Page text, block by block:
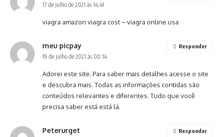
17 de julho de 2021 às 14:41
viagra amazon viagra cost– viagra online usa
meu picpay
19 de julho de 2021 às 00:14
Adorei este site. Para saber mais detalhes acesse o site
e descubra mais. Todas as informações contidas são
conteúdos relevantes e diferentes. Tudo que você
precisa saber está está lá.
Responder
Peterurget Responder